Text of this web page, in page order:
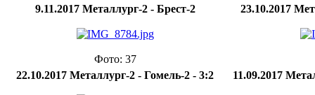
9.11.2017 Металлург-2 - Брест-2
Фото: 37
23.10.2017
22.10.2017 Металлург-2 - Гомель-2 - 3:2 11.09.2017